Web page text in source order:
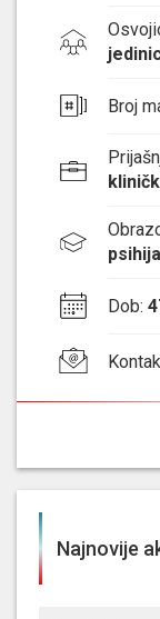
Broj
Dob:
Najnovije